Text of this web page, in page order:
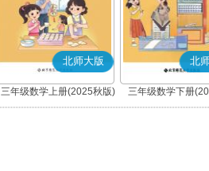
北师大版
三年级数学上册(2025秋版)
北
三年级数学下册